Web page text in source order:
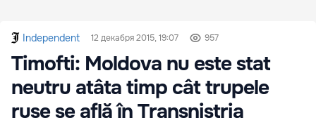
Independent 12 декабря 2015, 19:07 957
Timofti: Moldova nu este stat
neutru atâta timp cât trupele
ruse se află în Transnistria